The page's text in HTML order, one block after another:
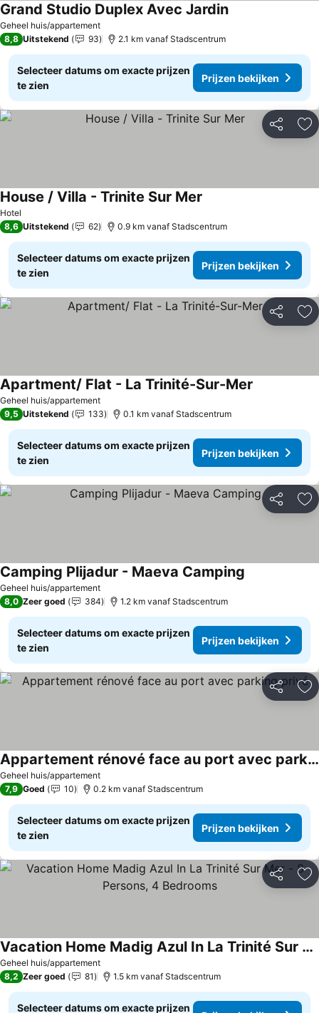
Geheel huis/appartement
Grand Studio Duplex Avec JardinPrijzen bekijken
8,8 Uitstekend 93 2.1 km vanaf Stadscentrum
Selecteer datums om exacte prijzen
te zien
Prijzen bekijken
Delen
Hotel
House / Villa - Trinite Sur Mer
8,6 Uitstekend 62 0.9 km vanaf Stadscentrum
Selecteer datums om exacte prijzen
te zien
Prijzen bekijken
Delen
Geheel huis/appartement
Apartment/ Flat - La Trinité-Sur-Mer
9,5 Uitstekend 133 0.1 km vanaf Stadscentrum
Selecteer datums om exacte prijzen
te zien
Prijzen bekijken
Delen
Geheel huis/appartement
Camping Plijadur - Maeva Camping
8,0 Zeer goed 384 1.2 km vanaf Stadscentrum
Selecteer datums om exacte prijzen
te zien
Prijzen bekijken
Delen
Geheel huis/appartement
Appartement rénové face au port avec parking privé
Prijzen bekijken
7,9 Goed 10 0.2 km vanaf Stadscentrum
Selecteer datums om exacte prijzen
te zien
Prijzen bekijken
Delen
Geheel huis/appartement
Vacation Home Madig Azul In La Trinité Sur Mer - 8 Persons, 4 Bedrooms
Prijzen bekijken
8,2 Zeer goed 81 1.5 km vanaf Stadscentrum
Selecteer datums om exacte prijzen